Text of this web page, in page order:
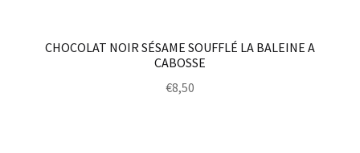
CHOCOLAT NOIR SÉSAME SOUFFLÉ LA BALEINE A
CABOSSE
€8,50